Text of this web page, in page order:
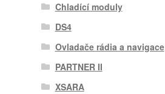
Chladící moduly
DS4
Ovladače rádia a navigace
PARTNER II
XSARA